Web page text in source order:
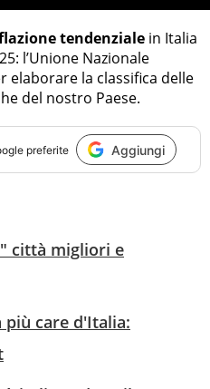
tendenziale in Italia
l’Unione Nazionale
elaborare la classifica delle
del nostro Paese.
preferite Aggiungi
città migliori e
più care d'Italia: